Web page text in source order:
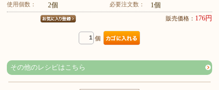
使用個数： 2個 必要注文数： 1個
販売価格： 176円
個
その他のレシピはこちら